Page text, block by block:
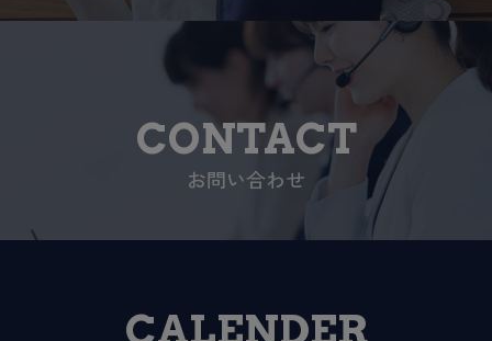
CONTACT
お問い合わせ
CALENDER